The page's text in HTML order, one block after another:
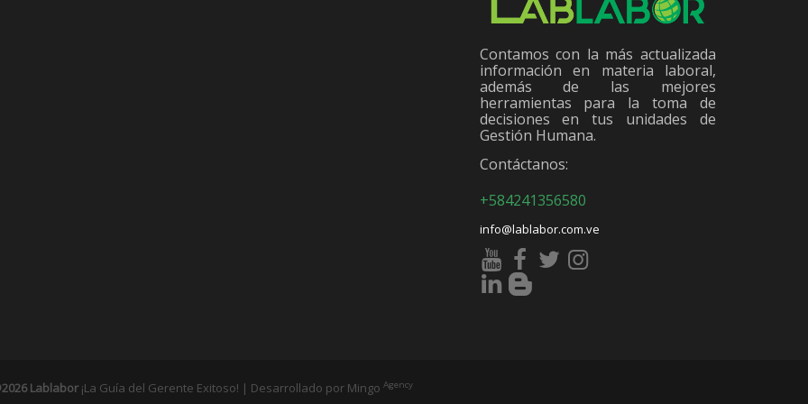
Contamos con la más actualizada
información en materia laboral,
además de las mejores
herramientas para la toma de
decisiones en tus unidades de
Gestión Humana.
Contáctanos:
+584241356580
info@lablabor.com.ve
Lablabor ¡La Guía del Gerente Exitoso! | Desarrollado por Mingo Agency